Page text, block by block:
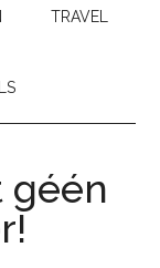
TRAVEL
géén